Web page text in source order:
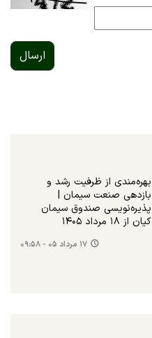
ارسال
بهره‌مندی از ظرفیت رشد و
بازدهی صنعت سیمان |
پذیره‌نویسی صندوق سیمان
کیان از ۱۸ مرداد ۱۴۰۵
۱۷ مرداد ۰۵ - ۰۹:۵۸